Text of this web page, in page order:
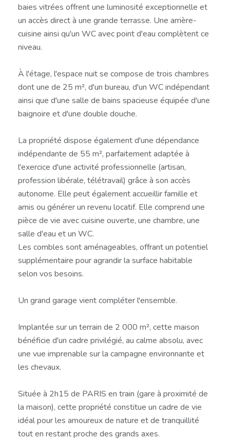
baies vitrées offrent une luminosité exceptionnelle et
un accès direct à une grande terrasse. Une arrière-
cuisine ainsi qu'un WC avec point d'eau complètent ce
niveau.
À l'étage, l'espace nuit se compose de trois chambres
dont une de 25 m², d'un bureau, d'un WC indépendant
ainsi que d'une salle de bains spacieuse équipée d'une
baignoire et d'une double douche.
La propriété dispose également d'une dépendance
indépendante de 55 m², parfaitement adaptée à
l'exercice d'une activité professionnelle (artisan,
profession libérale, télétravail) grâce à son accès
autonome. Elle peut également accueillir famille et
amis ou générer un revenu locatif. Elle comprend une
pièce de vie avec cuisine ouverte, une chambre, une
salle d'eau et un WC.
Les combles sont aménageables, offrant un potentiel
supplémentaire pour agrandir la surface habitable
selon vos besoins.
Un grand garage vient compléter l'ensemble.
Implantée sur un terrain de 2 000 m², cette maison
bénéficie d'un cadre privilégié, au calme absolu, avec
une vue imprenable sur la campagne environnante et
les chevaux.
Située à 2h15 de PARIS en train (gare à proximité de
la maison), cette propriété constitue un cadre de vie
idéal pour les amoureux de nature et de tranquillité
tout en restant proche des grands axes.